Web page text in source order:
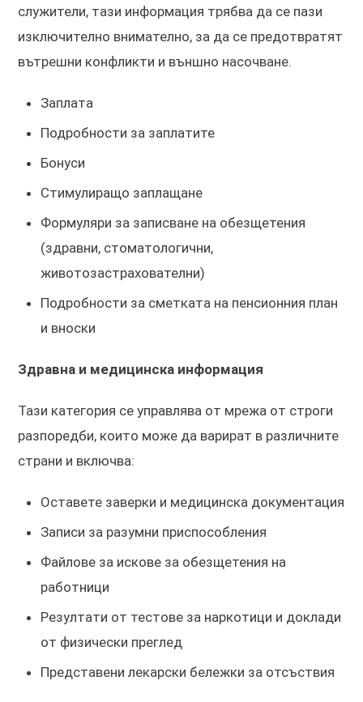
служители, тази информация трябва да се пази
изключително внимателно, за да се предотвратят
вътрешни конфликти и външно насочване.
Заплата
Подробности за заплатите
Бонуси
Стимулиращо заплащане
Формуляри за записване на обезщетения
(здравни, стоматологични,
животозастрахователни)
Подробности за сметката на пенсионния план
и вноски
Здравна и медицинска информация
Тази категория се управлява от мрежа от строги
разпоредби, които може да варират в различните
страни и включва:
Оставете заверки и медицинска документация
Записи за разумни приспособления
Файлове за искове за обезщетения на
работници
Резултати от тестове за наркотици и доклади
от физически преглед
Представени лекарски бележки за отсъствия